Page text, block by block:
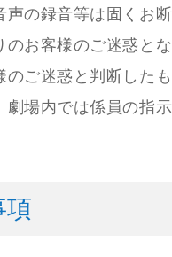
の録音等は固くお
お客様のご迷惑と
ご迷惑と判断した
劇場内では係員の指
項